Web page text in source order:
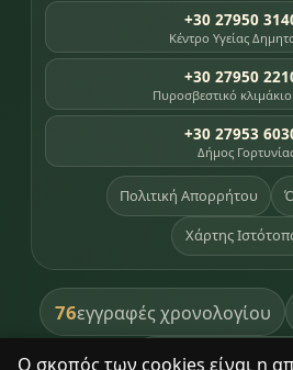
Ο σκοπός των cookies είναι η
+30 27950
Κέντρο Υγείας
+30 27950
Πυροσβεστικό
+30 27953
Δήμος
Πολιτική Απορρήτου
Χάρτης
76εγγραφές χρονολογίου
391βιβλία